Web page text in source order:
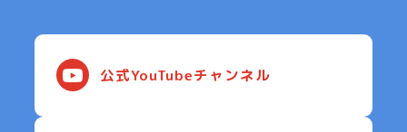
公式YouTubeチャンネル